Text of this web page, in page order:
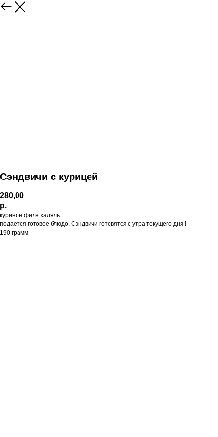
Сэндвичи с курицей
280,00
р.
куриное филе халяль
подается готовое блюдо. Сэндвичи готовятся с утра текущего дня !
190 грамм